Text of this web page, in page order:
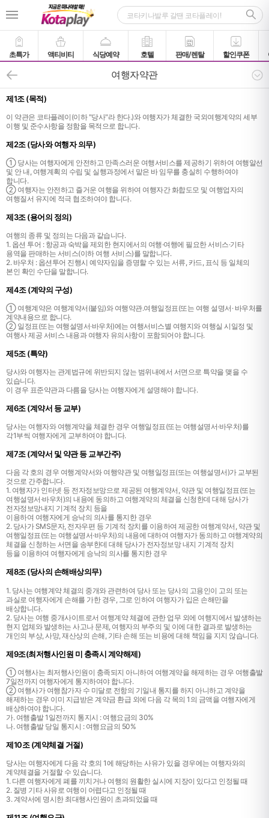
초특가 액티비티 식당예약 호텔 판매/렌탈 할인쿠폰
여행자약관
제1조 (목적)
이 약관은 코타플레이(이하 "당사"라 한다.)와 여행자가 체결한 국외여행계약의 세부
이행 및 준수사항을 정함을 목적으로 합니다.
제2조 (당사와 여행자 의무)
① 당사는 여행자에게 안전하고 만족스러운 여행서비스를 제공하기 위하여 여행알선
및 안 내, 여행계획의 수립 및 실행과정에서 맡은 바 임무를 충실히 수행하여야
합니다.
② 여행자는 안전하고 즐거운 여행을 위하여 여행자간 화합도모 및 여행업자의
여행질서 유지에 적극 협조하여야 합니다.
제3조 (용어의 정의)
여행의 종류 및 정의는 다음과 같습니다.
1. 옵션 투어 : 항공과 숙박을 제외한 현지에서의 여행·여행에 필요한 서비스·기타
용역을 판매하는 서비스(이하 여행 서비스)를 말합니다.
2. 바우처 : 옵션투어 진행시 예약자임을 증명할 수 있는 서류, 카드, 표식 등 일체의
본인 확인 수단을 말합니다.
제4조 (계약의 구성)
① 여행계약은 여행계약서(붙임)와 여행약관․여행일정표(또는 여행 설명서· 바우처를
계약내용으로 합니다.
② 일정표(또는 여행설명서·바우처)에는 여행서비스별 여행지와 여행실 시일정 및
여행사 제공 서비스 내용과 여행자 유의사항이 포함되어야 합니다.
제5조 (특약)
당사와 여행자는 관계법규에 위반되지 않는 범위내에서 서면으로 특약을 맺을 수
있습니다.
이 경우 표준약관과 다름을 당사는 여행자에게 설명해야 합니다.
제6조 (계약서 등 교부)
당사는 여행자와 여행계약을 체결한 경우 여행일정표(또는 여행설명서·바우처)를
각1부씩 여행자에게 교부하여야 합니다.
제7조 (계약서 및 약관 등 교부간주)
다음 각 호의 경우 여행계약서와 여행약관 및 여행일정표(또는 여행설명서)가 교부된
것으로 간주합니다.
1. 여행자가 인터넷 등 전자정보망으로 제공된 여행계약서, 약관 및 여행일정표(또는
여행설명서·바우처)의 내용에 동의하고 여행계약의 체결을 신청한데 대해 당사가
전자정보망내지 기계적 장치 등을
이용하여 여행자에게 승낙의 의사를 통지한 경우
2. 당사가 SMS문자, 전자우편 등 기계적 장치를 이용하여 제공한 여행계약서, 약관 및
여행일정표(또는 여행설명서·바우처)의 내용에 대하여 여행자가 동의하고 여행계약의
체결을 신청하는 서면을 송부한데 대해 당사가 전자정보망 내지 기계적 장치
등을 이용하여 여행자에게 승낙의 의사를 통지한 경우
제8조 (당사의 손해배상의무)
1. 당사는 여행계약 체결의 중개와 관련하여 당사 또는 당사의 고용인이 고의 또는
과실로 여행자에게 손해를 가한 경우, 그로 인하여 여행자가 입은 손해만을
배상합니다.
2. 당사는 여행 중개사이트로서 여행계약 체결에 관한 업무 외에 여행지에서 발생하는
현지 업체와 발생하는 사고나 문제, 여행자의 부주의 및 이에 대한 결과로 발생하는
개인의 부상, 사망, 재산상의 손해, 기타 손해 또는 비용에 대해 책임을 지지 않습니다.
제9조(최저행사인원 미 충족시 계약해제)
① 여행사는 최저행사인원이 충족되지 아니하여 여행계약을 해제하는 경우 여행출발
7일전까지 여행자에게 통지하여야 합니다.
② 여행사가 여행참가자 수 미달로 전항의 기일내 통지를 하지 아니하고 계약을
해제하는 경우 이미 지급받은 계약금 환급 외에 다음 각 목의 1의 금액을 여행자에게
배상하여야 합니다.
가. 여행출발 1일전까지 통지시 : 여행요금의 30%
나. 여행출발 당일 통지시 : 여행요금의 50%
제10조 (계약체결 거절)
당사는 여행자에게 다음 각 호의 1에 해당하는 사유가 있을 경우에는 여행자와의
계약체결을 거절할 수 있습니다.
1. 다른 여행자에게 폐를 끼치거나 여행의 원활한 실시에 지장이 있다고 인정될 때
2. 질병 기타 사유로 여행이 어렵다고 인정될 때
3. 계약서에 명시한 최대행사인원이 초과되었을 때